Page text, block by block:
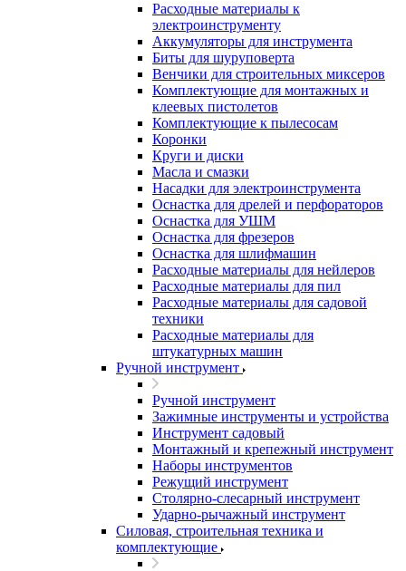
Расходные материалы к
электроинструменту
Аккумуляторы для инструмента
Биты для шуруповерта
Венчики для строительных миксеров
Комплектующие для монтажных и
клеевых пистолетов
Комплектующие к пылесосам
Коронки
Круги и диски
Масла и смазки
Насадки для электроинструмента
Оснастка для дрелей и перфораторов
Оснастка для УШМ
Оснастка для фрезеров
Оснастка для шлифмашин
Расходные материалы для нейлеров
Расходные материалы для пил
Расходные материалы для садовой
техники
Расходные материалы для
штукатурных машин
Ручной инструмент
Ручной инструмент
Зажимные инструменты и устройства
Инструмент садовый
Монтажный и крепежный инструмент
Наборы инструментов
Режущий инструмент
Столярно-слесарный инструмент
Ударно-рычажный инструмент
Силовая, строительная техника и
комплектующие